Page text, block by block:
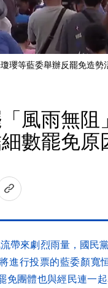
瓔等藍委舉辦反罷免造勢
風雨無
數罷免原
帶來劇烈雨量，國民
進行投票的藍委顏寬
免團體也與經民連一